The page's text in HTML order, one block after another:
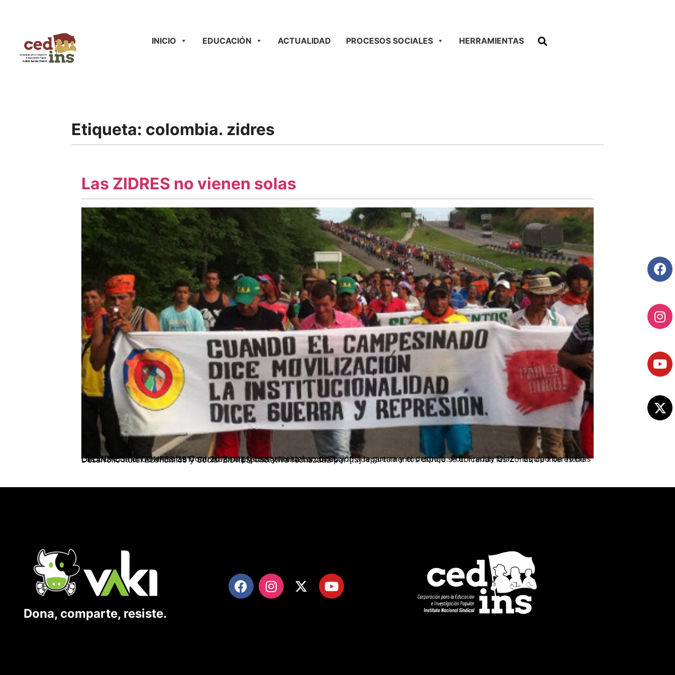
INICIO EDUCACIÓN ACTUALIDAD PROCESOS SOCIALES HERRAMIENTAS
Etiqueta: colombia. zidres
Las ZIDRES no vienen solas
Las ZIDRES no vienen solas Contrareforma gubernamental en dirección a la guerra y el despojo. Por: Freddy Díaz – Equipo de Tierras CEDINS Con el CONPES 3917 de 2018 se precisa y limita las zonas y los departamentos dónde se ubicarían las Zonas de Interés de Desarrollo Rural Económico y Social ZIDRES, iniciativa rechazada por […]
Dona, comparte, resiste.